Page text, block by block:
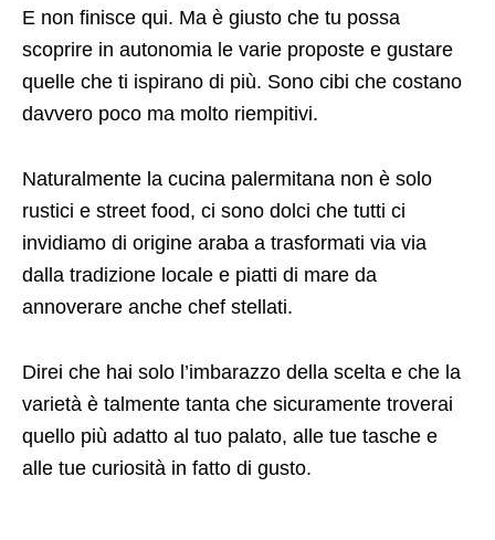
E non finisce qui. Ma è giusto che tu possa
scoprire in autonomia le varie proposte e gustare
quelle che ti ispirano di più. Sono cibi che costano
davvero poco ma molto riempitivi.
Naturalmente la cucina palermitana non è solo
rustici e street food, ci sono dolci che tutti ci
invidiamo di origine araba a trasformati via via
dalla tradizione locale e piatti di mare da
annoverare anche chef stellati.
Direi che hai solo l’imbarazzo della scelta e che la
varietà è talmente tanta che sicuramente troverai
quello più adatto al tuo palato, alle tue tasche e
alle tue curiosità in fatto di gusto.